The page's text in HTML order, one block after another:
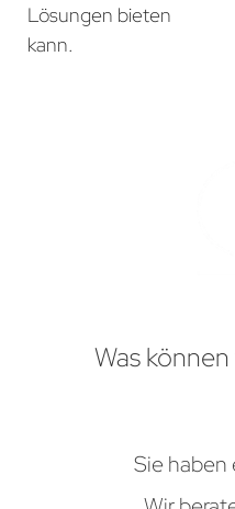
Lösungen bieten
kann.
Was
Sie haben